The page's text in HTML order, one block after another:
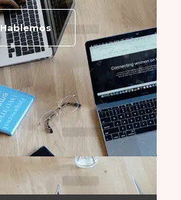
Hablemos